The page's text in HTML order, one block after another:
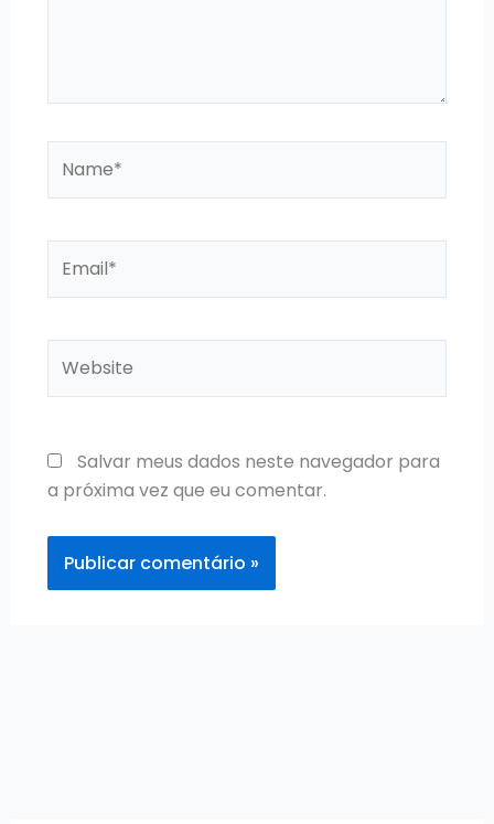
Salvar meus dados neste navegador para
a próxima vez que eu comentar.